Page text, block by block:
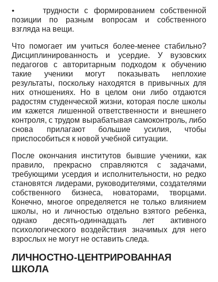
• трудности с формированием собственной
позиции по разным вопросам и собственного
взгляда на вещи.
Что помогает им учиться более-менее стабильно?
Дисциплинированность и усердие. У вузовских
педагогов с авторитарным подходом к обучению
такие ученики могут показывать неплохие
результаты, поскольку находятся в привычных для
них отношениях. Но в целом они либо отдаются
радостям студенческой жизни, которая после школы
им кажется лишенной ответственности и внешнего
контроля, с трудом вырабатывая самоконтроль, либо
снова прилагают большие усилия, чтобы
приспособиться к новой учебной ситуации.
После окончания институтов бывшие ученики, как
правило, прекрасно справляются с задачами,
требующими усердия и исполнительности, но редко
становятся лидерами, руководителями, создателями
собственного бизнеса, новаторами, творцами.
Конечно, многое определяется не только влиянием
школы, но и личностью отдельно взятого ребенка,
однако десять-одиннадцать лет активного
психологического воздействия значимых для него
взрослых не могут не оставить следа.
ЛИЧНОСТНО-ЦЕНТРИРОВАННАЯ
ШКОЛА